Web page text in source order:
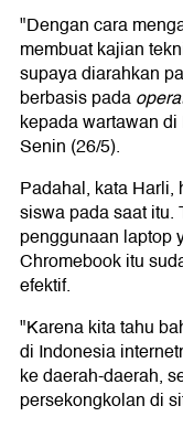
"Dengan cara
membuat kajian
supaya diarahkan
berbasis pada
kepada wartawan
Senin (26/5).
Padahal, kata Harli,
siswa pada saat itu.
penggunaan laptop
Chromebook itu
efektif.
"Karena kita tahu
di Indonesia
ke daerah-daerah,
persekongkolan di